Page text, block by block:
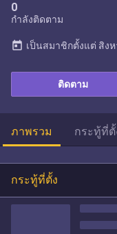
0
กำลังติดตาม
ติดตาม
today เป็นสมาชิกตั้งแต่ สิงห
ภาพรวม กระทู้ที่ตั้
กระทู้ที่ตั้ง